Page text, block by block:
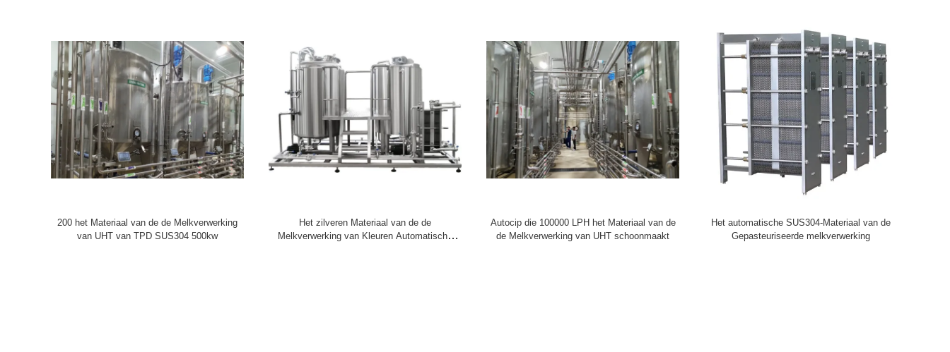
200 het Materiaal van de de Melkverwerking
van UHT van TPD SUS304 500kw
Het zilveren Materiaal van de de
Melkverwerking van Kleuren Automatische
Autocip die 100000 LPH het Materiaal van de
de Melkverwerking van UHT schoonmaakt
Het automatische SUS304-Materiaal van de
Gepasteuriseerde melkverwerking